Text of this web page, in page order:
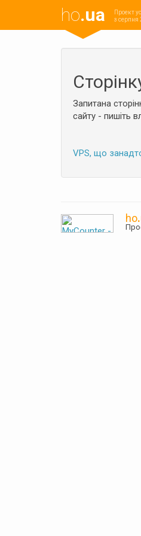
ho.ua
Проект
з серпня
Запитана
сайту - пишіть
VPS, що
ho